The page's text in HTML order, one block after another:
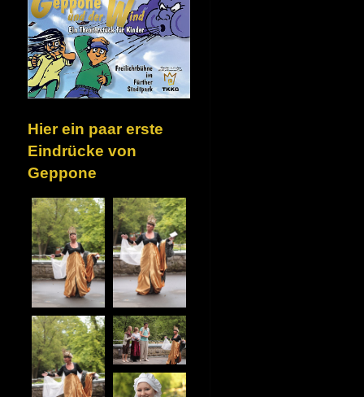
Hier ein paar erste
Eindrücke von
Geppone